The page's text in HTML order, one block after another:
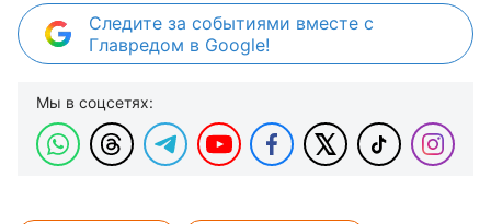
Следите за событиями вместе с
Главредом в Google!
Мы в соцсетях: